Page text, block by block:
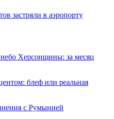
застряли в аэропорту
Херсонщины: за месяц
блеф или реальная
с Румынией